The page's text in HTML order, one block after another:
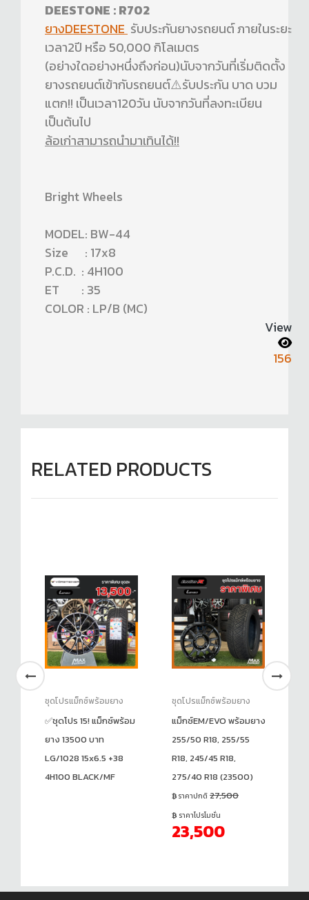
DEESTONE : R702
ยางDEESTONEรับประกันยางรถยนต์ ภายในระยะ
เวลา2ปี หรือ 50,000 กิโลเมตร
(อย่างใดอย่างหนึ่งถึงก่อน)นับจากวันที่เริ่มติดตั้ง
ยางรถยนต์เข้ากับรถยนต์⚠️รับประกัน บาด บวม
แตก!! เป็นเวลา120วัน นับจากวันที่ลงทะเบียน
เป็นต้นไป
ล้อเก่าสามารถนำมาเทินได้!!
Bright Wheels
MODEL: BW-44
Size : 17x8
P.C.D. : 4H100
ET : 35
COLOR : LP/B (MC)
View
156
RELATED PRODUCTS
ชุดโปรแม็กซ์พร้อมยาง
✅ชุดโปร 15! แม็กซ์พร้อม
ยาง 13500 บาท
LG/1028 15x6.5 +38
4H100 BLACK/MF
ชุดโปรแม็กซ์พร้อมยาง
แม็กซ์EM/EVO พร้อมยาง
255/50 R18, 255/55
R18, 245/45 R18,
275/40 R18 (23500)
ราคาปกติ 27,500
ราคาโปรโมชั่น
23,500